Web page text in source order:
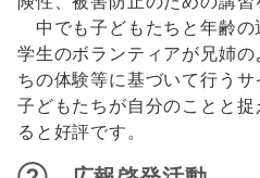
中でも子どもたちと年齢の
学生のボランティアが兄姉
ちの体験等に基づいて行う
子どもたちが自分のことと
ると好評です。